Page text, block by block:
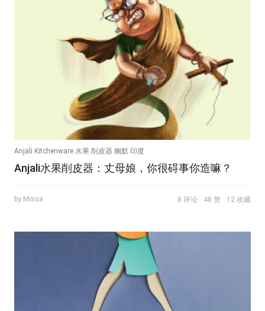
Anjali Kitchenware 水果 削皮器 幽默 印度
Anjali水果削皮器：丈母娘，你很碍事你造嘛？
by Missa 8 评论 48 赞 12 收藏